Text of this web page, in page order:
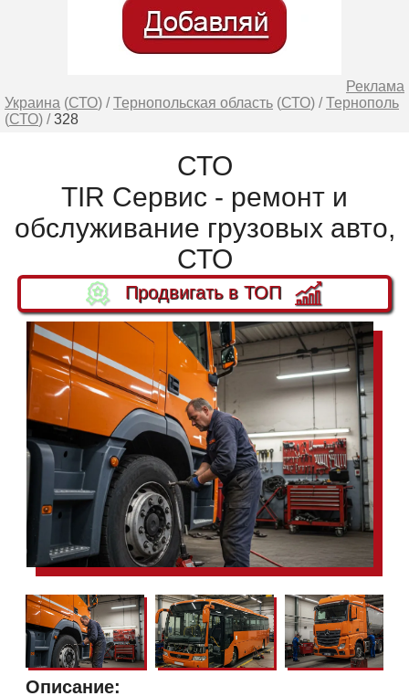
Реклама
Украина (СТО) /Тернопольская область (СТО) /Тернополь
(СТО) /328
СТО
TIR Сервис - ремонт и
обслуживание грузовых авто,
СТО
Продвигать в ТОП
Описание: